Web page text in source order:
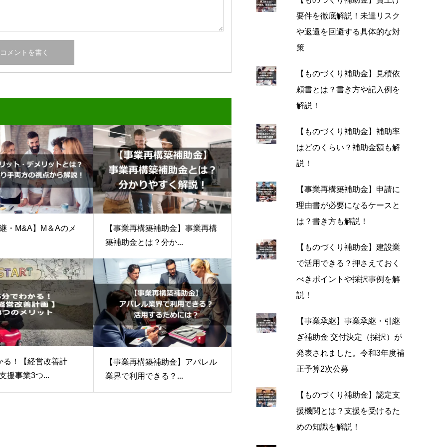
・M&A】M＆Aのメ
【事業再構築補助金】事業再構
築補助金とは？分か...
る！【経営改善計
援事業3つ...
【事業再構築補助金】アパレル
業界で利用できる？...
要件を徹底解説！未達リスク
や返還を回避する具体的な対
策
【ものづくり補助金】見積依
頼書とは？書き方や記入例を
解説！
【ものづくり補助金】補助率
はどのくらい？補助金額も解
説！
【事業再構築補助金】申請に
理由書が必要になるケースと
は？書き方も解説！
【ものづくり補助金】建設業
で活用できる？押さえておく
べきポイントや採択事例を解
説！
【事業承継】事業承継・引継
ぎ補助金 交付決定（採択）が
発表されました。令和3年度補
正予算2次公募
【ものづくり補助金】認定支
援機関とは？支援を受けるた
めの知識を解説！